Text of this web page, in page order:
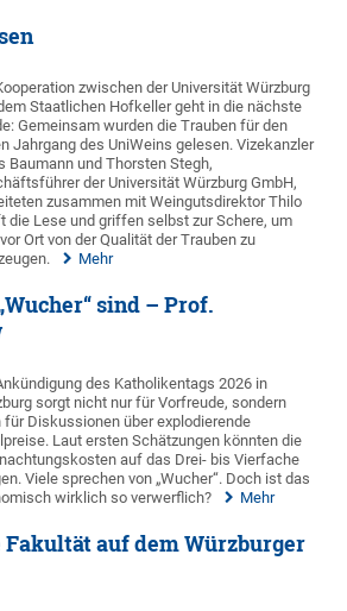
zwischen der Universität Würzburg
Staatlichen Hofkeller geht in die nächste
Gemeinsam wurden die Trauben für den
Jahrgang des UniWeins gelesen. Vizekanzler
Baumann und Thorsten Stegh,
der Universität Würzburg GmbH,
zusammen mit Weingutsdirektor Thilo
die Lese und griffen selbst zur Schere, um
Ort von der Qualität der Trauben zu
Mehr
sind – Prof.
des Katholikentags 2026 in
sorgt nicht nur für Vorfreude, sondern
für Diskussionen über explodierende
Laut ersten Schätzungen könnten die
auf das Drei- bis Vierfache
Viele sprechen von „Wucher“. Doch ist das
wirklich so verwerflich?
Mehr
auf dem Würzburger